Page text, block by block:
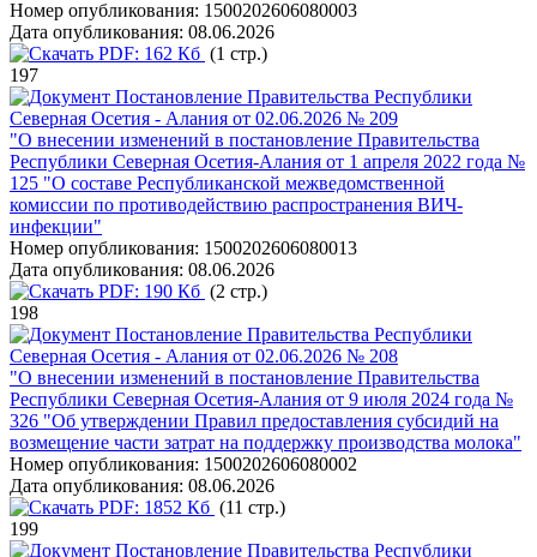
Номер опубликования: 1500202606080003
Дата опубликования: 08.06.2026
PDF: 162 Кб (1 стр.)
197
Постановление Правительства Республики
Северная Осетия - Алания от 02.06.2026 № 209
"О внесении изменений в постановление Правительства
Республики Северная Осетия-Алания от 1 апреля 2022 года №
125 "О составе Республиканской межведомственной
комиссии по противодействию распространения ВИЧ-
инфекции"
Номер опубликования: 1500202606080013
Дата опубликования: 08.06.2026
PDF: 190 Кб (2 стр.)
198
Постановление Правительства Республики
Северная Осетия - Алания от 02.06.2026 № 208
"О внесении изменений в постановление Правительства
Республики Северная Осетия-Алания от 9 июля 2024 года №
326 "Об утверждении Правил предоставления субсидий на
возмещение части затрат на поддержку производства молока"
Номер опубликования: 1500202606080002
Дата опубликования: 08.06.2026
PDF: 1852 Кб (11 стр.)
199
Постановление Правительства Республики